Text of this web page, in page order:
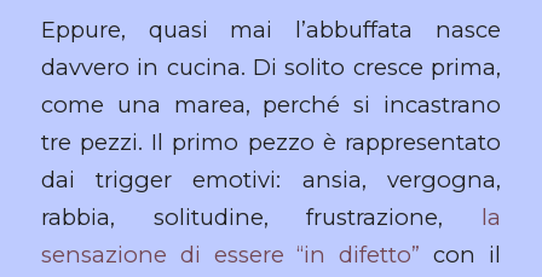
Eppure, quasi mai l’abbuffata nasce
davvero in cucina. Di solito cresce prima,
come una marea, perché si incastrano
tre pezzi. Il primo pezzo è rappresentato
dai trigger emotivi: ansia, vergogna,
rabbia, solitudine, frustrazione, la
sensazione di essere “in difetto” con il